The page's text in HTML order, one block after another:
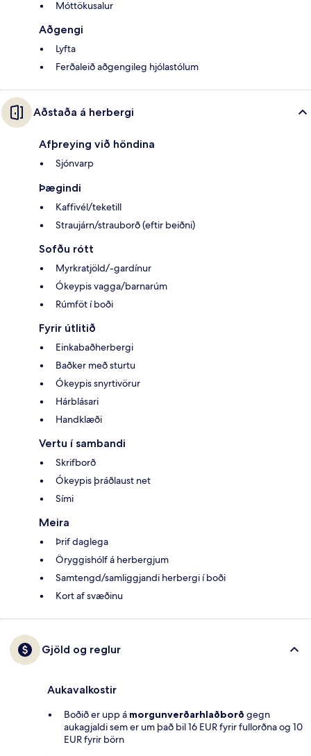
Móttökusalur
Aðgengi
Lyfta
Ferðaleið aðgengileg hjólastólum
Aðstaða á herbergi
Afþreying við höndina
Sjónvarp
Þægindi
Kaffivél/teketill
Straujárn/strauborð (eftir beiðni)
Sofðu rótt
Myrkratjöld/-gardínur
Ókeypis vagga/barnarúm
Rúmföt í boði
Fyrir útlitið
Einkabaðherbergi
Baðker með sturtu
Ókeypis snyrtivörur
Hárblásari
Handklæði
Vertu í sambandi
Skrifborð
Ókeypis þráðlaust net
Sími
Meira
Þrif daglega
Öryggishólf á herbergjum
Samtengd/samliggjandi herbergi í boði
Kort af svæðinu
Gjöld og reglur
Aukavalkostir
Boðið er upp á morgunverðarhlaðborð gegn
aukagjaldi sem er um það bil 16 EUR fyrir fullorðna og 10
EUR fyrir börn